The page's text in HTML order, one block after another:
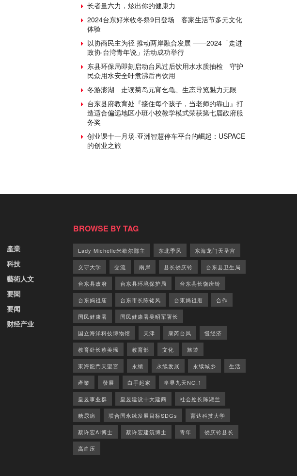
长者量六力，炫出你的健康力
2024台东好米收冬祭9日登场 客家生活节多元文化
体验
以协商民主为径 推动两岸融合发展 ——2024「走进
政协·台湾青年说」活动成功举行
东县环保局即刻启动台风过后饮用水水质抽检 守护
民众用水安全吁煮沸后再饮用
冬游澎湖 走读菊岛元宵乞龟、生态导览魅力无限
台东县府教育处『接住每个孩子，当老师的靠山』打
造适合偏远地区小班小校教学模式荣获第七届政府服
务奖
创业课十一月场-亚洲智慧停车平台的崛起：USPACE
的创业之旅
產業
科技
藝術人文
要聞
要闻
财经产业
BROWSE BY TAG
Lady Michelle米歇尔郡主 东北季风 东海龙门天圣宫
义守大学 交流 兩岸 县长饶庆铃 台东县卫生局
台东县政府 台东县环境保护局 台东县长饶庆铃
台东妈祖庙 台东市长陈铭风 台東媽祖廟 合作
国民健康署 国民健康署吴昭军署长
国立海洋科技博物馆 天津 康芮台风 慢经济
教育处长蔡美瑶 教育部 文化 旅遊
東海龍門天聖宮 永續 永续发展 永续城乡 生活
產業 發展 白手起家 皇昱九天NO.1
皇昱事业群 皇昱建设十大建商 社会处长陈淑兰
糖尿病 联合国永续发展目标SDGs 育达科技大学
蔡许宏AI博士 蔡许宏建筑博士 青年 饶庆铃县长
高血压